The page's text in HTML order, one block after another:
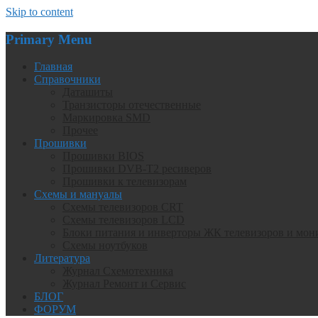
Skip to content
Primary Menu
Главная
Справочники
Прошивки
Схемы и мануалы
Литература
БЛОГ
ФОРУМ